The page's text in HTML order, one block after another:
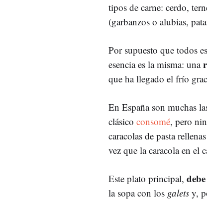
tipos de carne: cerdo,
(garbanzos o alubias,
Por supuesto que todos
esencia es la misma: una
que ha llegado el frío
En España son muchas
clásico consomé, pero
caracolas de pasta
vez que la caracola en el
Este plato principal,
la sopa con los galets y,